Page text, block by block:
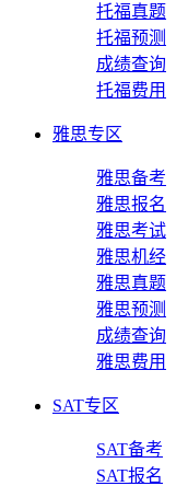
托福真题
托福预测
成绩查询
托福费用
雅思专区
雅思备考
雅思报名
雅思考试
雅思机经
雅思真题
雅思预测
成绩查询
雅思费用
SAT专区
SAT备考
SAT报名